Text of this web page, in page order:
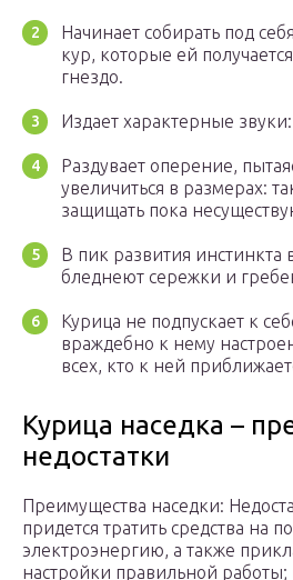
Начинает собирать под
кур, которые ей
гнездо.
Издает характерные
Раздувает оперение,
увеличиться в размерах:
защищать пока
В пик развития инстинкта
бледнеют сережки и
Курица не подпускает к
враждебно к нему
всех, кто к ней
Курица наседка –
недостатки
Преимущества наседки:
придется тратить средства на
электроэнергию, а также
настройки правильной